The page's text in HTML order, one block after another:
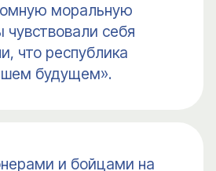
моральную
себя
что республика
будущем».
и бойцами на